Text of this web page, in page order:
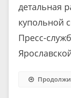
детальная
купольной
Пресс-